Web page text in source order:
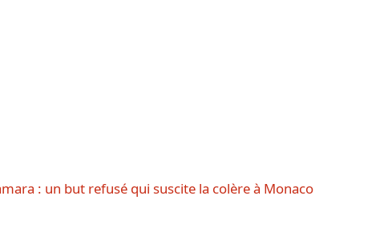
: un but refusé qui suscite la colère à Monaco